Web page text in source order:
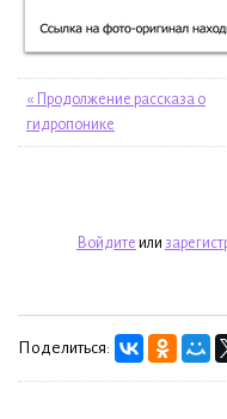
« Продолжение рассказа о
гидропонике
Войдите или
Поделиться: